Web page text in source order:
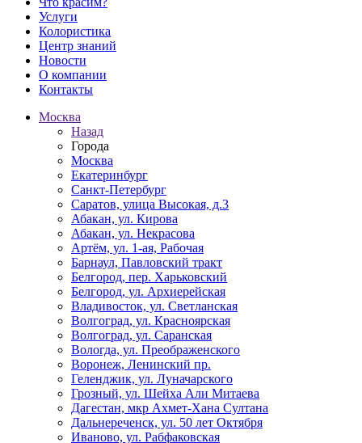
Услуги
Колористика
Центр знаний
Новости
О компании
Контакты
Москва
Назад
Города
Москва
Екатеринбург
Санкт-Петербург
Саратов, улица Высокая, д.3
Абакан, ул. Кирова
Абакан, ул. Некрасова
Артём, ул. 1-ая, Рабочая
Барнаул, Павловский тракт
Белгород, пер. Харьковский
Белгород, ул. Архиерейская
Владивосток, ул. Светланская
Волгоград, ул. Красноярская
Волгоград, ул. Саранская
Вологда, ул. Преображенского
Воронеж, Ленинский пр.
Геленджик, ул. Луначарского
Грозный, ул. Шейха Али Митаева
Дагестан, мкр Ахмет-Хана Султана
Дальнереченск, ул. 50 лет Октября
Иваново, ул. Рабфаковская